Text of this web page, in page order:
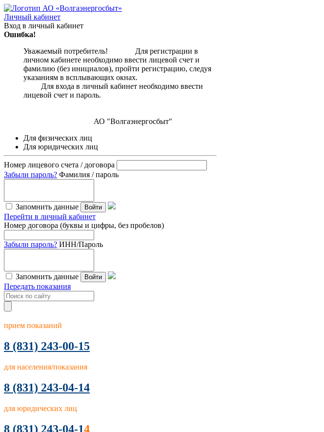
Личный кабинет
Вход в личный кабинет
Ошибка!
Уважаемый потребитель! Для регистрации в
личном кабинете необходимо ввести лицевой счет и
фамилию (без инициалов), пройти регистрацию, следуя
указаниям в всплывающих окнах.
Для входа в личный кабинет необходимо ввести
лицевой счет и пароль.
АО "Волгаэнергосбыт"
Для физических лиц
Для юридических лиц
Номер лицевого счета / договора
Забыли пароль? Фамилия / пароль
Запомнить данные Войти
Перейти в личный кабинет
Номер договора (буквы и цифры, без пробелов)
Забыли пароль? ИНН/Пароль
Запомнить данные Войти
Передать показания
прием показаний
8 (831) 243-00-15
для населения/показания
8 (831) 243-04-14
для юридических лиц
8 (831) 243-04-14